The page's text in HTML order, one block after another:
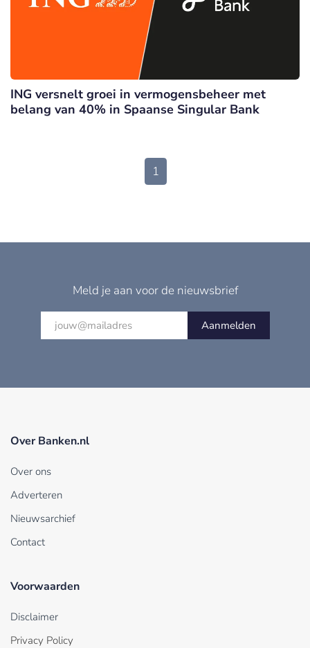
ING versnelt groei in vermogensbeheer met
belang van 40% in Spaanse Singular Bank
1
Meld je aan voor de nieuwsbrief
Aanmelden
Over Banken.nl
Over ons
Adverteren
Nieuwsarchief
Contact
Voorwaarden
Disclaimer
Privacy Policy